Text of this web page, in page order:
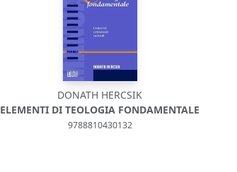
DONATH HERCSIK
ELEMENTI DI TEOLOGIA FONDAMENTALE
9788810430132